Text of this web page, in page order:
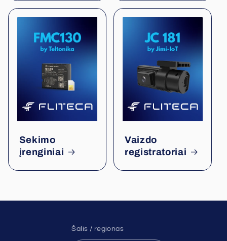
Sekimo
įrenginiai
Vaizdo
registratoriai
Šalis / regionas